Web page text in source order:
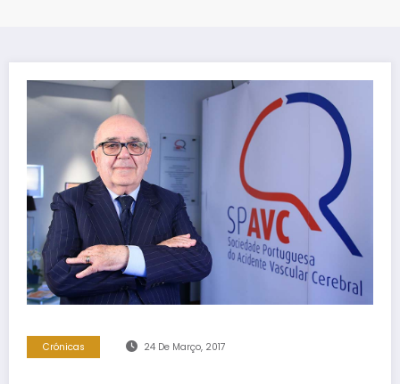
Crónicas 24 De Março, 2017